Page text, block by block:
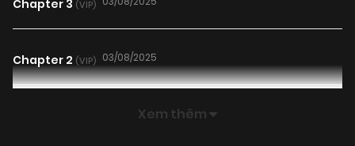
Chapter 3 (VIP)
Chapter 2 (VIP) 03/08/2025
Xem thêm